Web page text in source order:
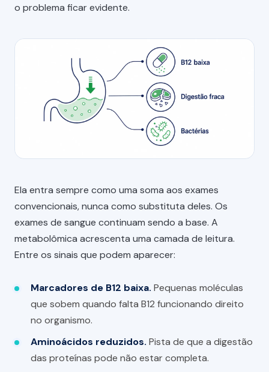
o problema ficar evidente.
Ela entra sempre como uma soma aos exames
convencionais, nunca como substituta deles. Os
exames de sangue continuam sendo a base. A
metabolômica acrescenta uma camada de leitura.
Entre os sinais que podem aparecer:
Marcadores de B12 baixa. Pequenas moléculas
que sobem quando falta B12 funcionando direito
no organismo.
Aminoácidos reduzidos. Pista de que a digestão
das proteínas pode não estar completa.